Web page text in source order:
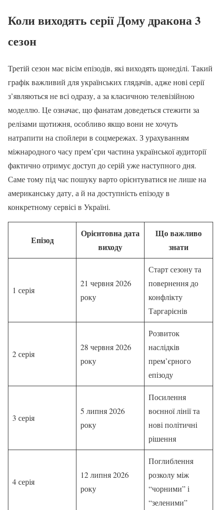
Коли виходять серії Дому дракона 3
сезон
Третій сезон має вісім епізодів, які виходять щонеділі. Такий
графік важливий для українських глядачів, адже нові серії
з’являються не всі одразу, а за класичною телевізійною
моделлю. Це означає, що фанатам доведеться стежити за
релізами щотижня, особливо якщо вони не хочуть
натрапити на спойлери в соцмережах. З урахуванням
міжнародного часу прем’єри частина української аудиторії
фактично отримує доступ до серій уже наступного дня.
Саме тому під час пошуку варто орієнтуватися не лише на
американську дату, а й на доступність епізоду в
конкретному сервісі в Україні.
Епізод
Орієнтовна дата
виходу
Що важливо
знати
1 серія
21 червня 2026
року
Старт сезону та
повернення до
конфлікту
Таргарієнів
2 серія
28 червня 2026
року
Розвиток
наслідків
прем’єрного
епізоду
3 серія
5 липня 2026
року
Посилення
воєнної лінії та
нові політичні
рішення
4 серія
12 липня 2026
року
Поглиблення
розколу між
“чорними” і
“зеленими”